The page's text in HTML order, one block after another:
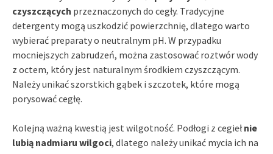
czyszczących przeznaczonych do cegły. Tradycyjne
detergenty mogą uszkodzić powierzchnię, dlatego warto
wybierać preparaty o neutralnym pH. W przypadku
mocniejszych zabrudzeń, można zastosować roztwór wody
z octem, który jest naturalnym środkiem czyszczącym.
Należy unikać szorstkich gąbek i szczotek, które mogą
porysować cegłę.
Kolejną ważną kwestią jest wilgotność. Podłogi z cegiełnie
lubią nadmiaru wilgoci, dlatego należy unikać mycia ich na